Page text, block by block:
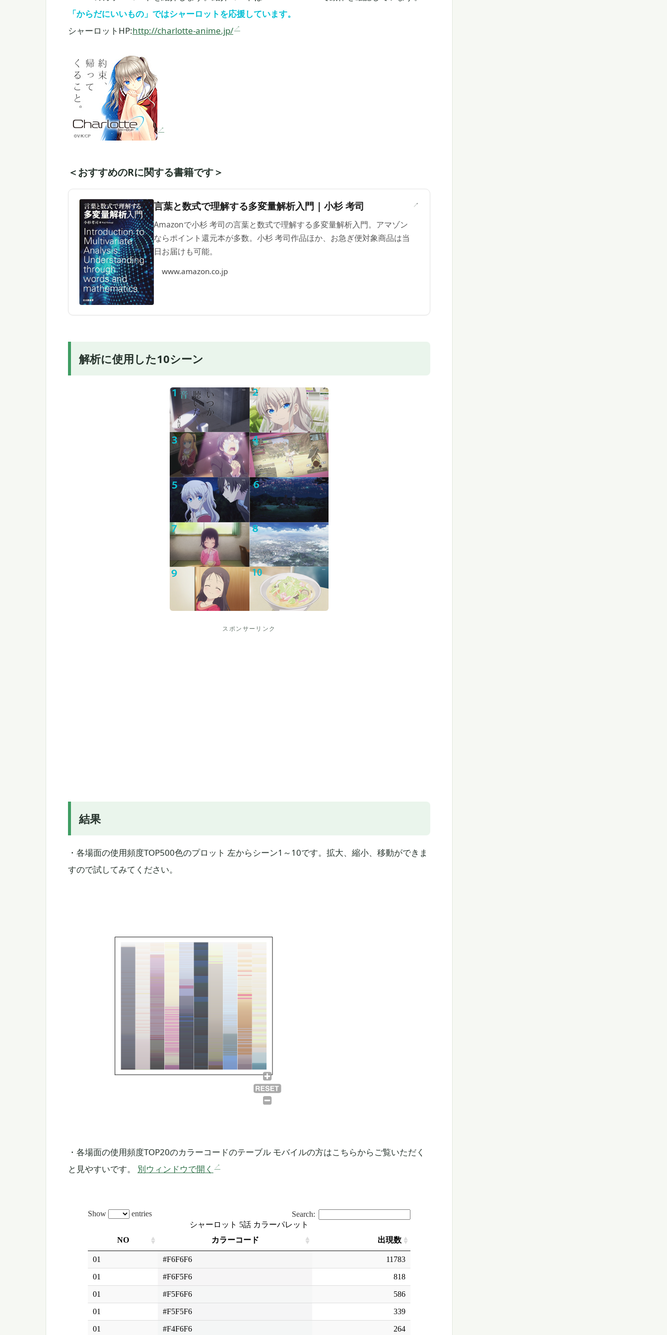
「からだにいいもの」ではシャーロットを応援しています。
シャーロットHP:http://charlotte-anime.jp/
＜おすすめのRに関する書籍です＞
言葉と数式で理解する多変量解析入門 | 小杉 考司
Amazonで小杉 考司の言葉と数式で理解する多変量解析入門。アマゾン
ならポイント還元本が多数。小杉 考司作品ほか、お急ぎ便対象商品は当
日お届けも可能。
www.amazon.co.jp
解析に使用した10シーン
スポンサーリンク
結果
・各場面の使用頻度TOP500色のプロット 左からシーン1～10です。拡大、縮小、移動ができま
すので試してみてください。
・各場面の使用頻度TOP20のカラーコードのテーブル モバイルの方はこちらからご覧いただく
と見やすいです。 別ウィンドウで開く